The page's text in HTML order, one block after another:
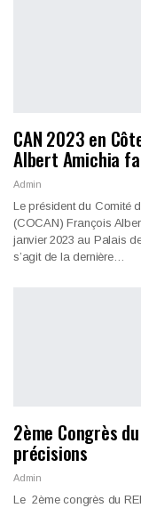
CAN 2023 en
Albert Amichia
Admin
Le président du Comité
(COCAN) François
janvier 2023 au Palais
s’agit de la dernière…
2ème Congrès
précisions
Admin
Le 2ème congrès du